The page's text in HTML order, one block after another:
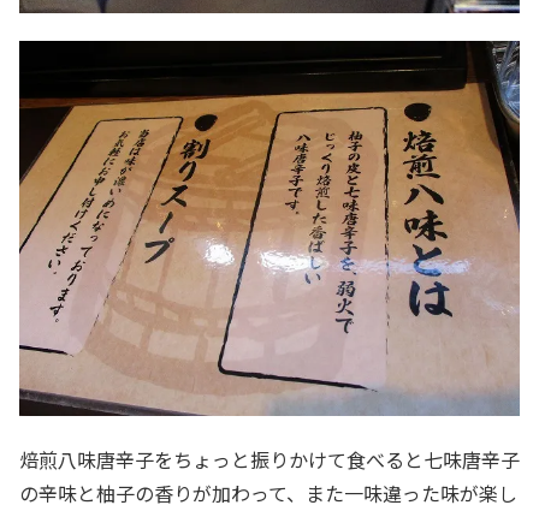
焙煎八味唐辛子をちょっと振りかけて食べると七味唐辛子
の辛味と柚子の香りが加わって、また一味違った味が楽し